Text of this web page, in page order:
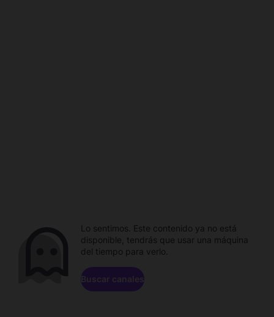
Lo sentimos. Este contenido ya no está
disponible, tendrás que usar una máquina
del tiempo para verlo.
Buscar canales